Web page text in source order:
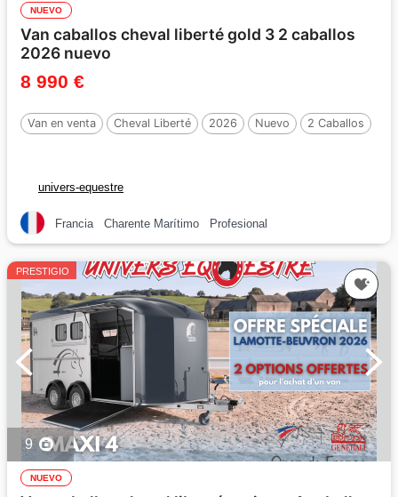
NUEVO
Van caballos cheval liberté gold 3 2 caballos
2026 nuevo
8 990 €
Van en venta Cheval Liberté 2026 Nuevo 2 Caballos
univers-equestre
Francia Charente Marítimo Profesional
PRESTIGIO
9
NUEVO